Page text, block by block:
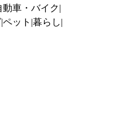
動車・バイク
ペット 暮らし